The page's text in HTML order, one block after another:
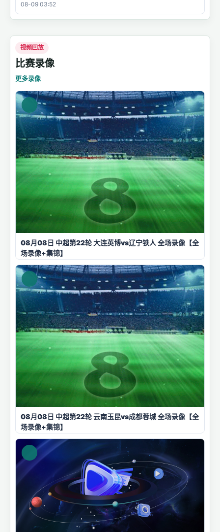
08-09 03:52
视频回放
比赛录像
更多录像
08月08日 中超第22轮 大连英博vs辽宁铁人 全场录像【全
场录像+集锦】
08月08日 中超第22轮 云南玉昆vs成都蓉城 全场录像【全
场录像+集锦】